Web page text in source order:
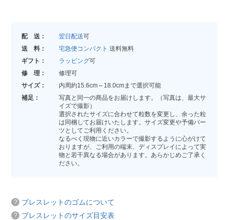
配 送： 翌日配送可
送 料：
宅急便コンパクト 送料無料
ギフト：
ラッピング可
修 理：
修理可
サイズ：
内周約15.6cm～18.0cmまで選択可能
補足：
写真と同一の商品をお届けします。（写真は、最大サ
イズで撮影）
選択されたサイズに合わせて粒数を変更し、余った粒
は同梱してお届けいたします。サイズ変更や予備パー
ツとしてご利用ください。
なるべく現物に近いカラーで撮影するように心がけて
おりますが、ご利用の端末、ディスプレイによって実
物と若干異なる場合があります。あらかじめご了承く
ださい。
ブレスレットのゴムについて
ブレスレットのサイズ目安表